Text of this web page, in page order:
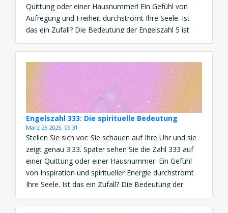
Quittung oder einer Hausnummer! Ein Gefühl von
Aufregung und Freiheit durchströmt Ihre Seele. Ist
das ein Zufall? Die Bedeutung der Engelszahl 5 ist
eine kraftvolle Botschaft von Veränderung, Freiheit
und göttlicher Führung. Diese […]
Engelszahl 333: Die spirituelle Bedeutung
März 25 2025, 09:31
Stellen Sie sich vor: Sie schauen auf Ihre Uhr und sie
zeigt genau 3:33. Später sehen Sie die Zahl 333 auf
einer Quittung oder einer Hausnummer. Ein Gefühl
von Inspiration und spiritueller Energie durchströmt
Ihre Seele. Ist das ein Zufall? Die Bedeutung der
Engelszahl 333 ist eine kraftvolle Botschaft von
Kreativität, spirituellem Wachstum und göttlicher […]